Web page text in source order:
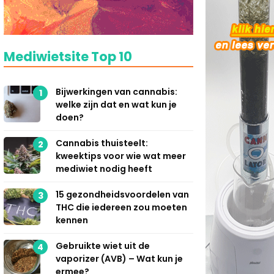
Mediwietsite Top 10
1
Bijwerkingen van cannabis:
welke zijn dat en wat kun je
doen?
2
Cannabis thuisteelt:
kweektips voor wie wat meer
mediwiet nodig heeft
3
15 gezondheidsvoordelen van
THC die iedereen zou moeten
kennen
4
Gebruikte wiet uit de
vaporizer (AVB) – Wat kun je
ermee?